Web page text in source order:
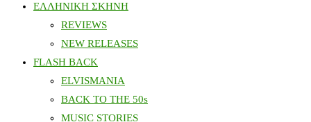
ΕΛΛΗΝΙΚΗ ΣΚΗΝΗ
REVIEWS
NEW RELEASES
FLASH BACK
ELVISMANIA
BACK TO THE 50s
MUSIC STORIES